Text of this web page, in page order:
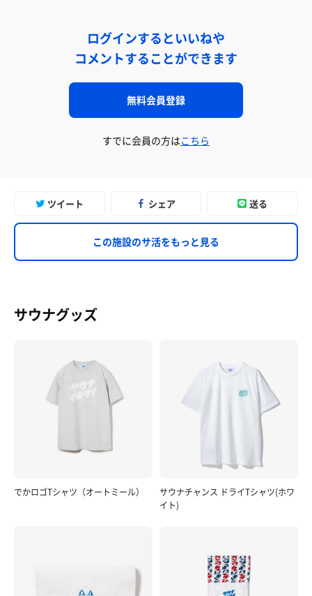
ログインするといいねや
コメントすることができます
無料会員登録
すでに会員の方はこちら
ツイート シェア 送る
この施設のサ活をもっと見る
サウナグッズ
でかロゴTシャツ（オートミール）
サウナチャンス ドライTシャツ(ホワ
イト)